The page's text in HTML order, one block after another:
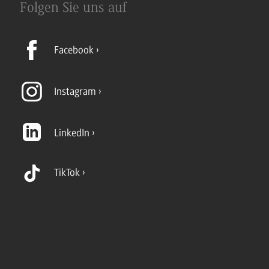
Folgen Sie uns auf
Facebook
Instagram
LinkedIn
TikTok